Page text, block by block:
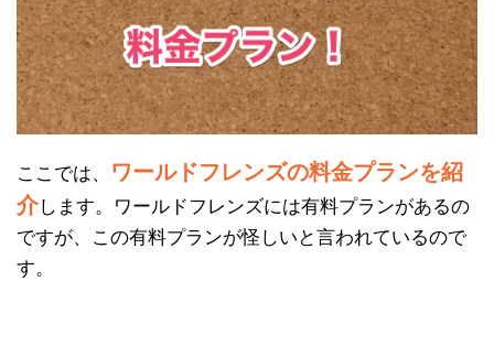
ここでは、
ワールドフレンズの料金プランを紹
介します。ワールドフレンズには有料プランがあるの
ですが、この有料プランが怪しいと言われているので
す。